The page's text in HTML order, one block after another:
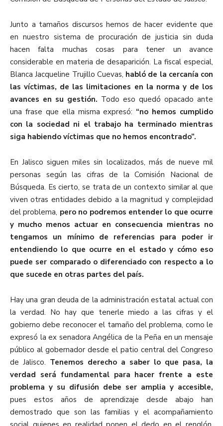
Junto a tamaños discursos hemos de hacer evidente que
en nuestro sistema de procuración de justicia sin duda
hacen falta muchas cosas para tener un avance
considerable en materia de desaparición. La fiscal especial,
Blanca Jacqueline Trujillo Cuevas, habló de la cercanía con
las víctimas, de las limitaciones en la norma y de los
avances en su gestión. Todo eso quedó opacado ante
una frase que ella misma expresó: “no hemos cumplido
con la sociedad ni el trabajo ha terminado mientras
siga habiendo víctimas que no hemos encontrado”.
En Jalisco siguen miles sin localizados, más de nueve mil
personas según las cifras de la Comisión Nacional de
Búsqueda. Es cierto, se trata de un contexto similar al que
viven otras entidades debido a la magnitud y complejidad
del problema, pero no podremos entender lo que ocurre
y mucho menos actuar en consecuencia mientras no
tengamos un mínimo de referencias para poder ir
entendiendo lo que ocurre en el estado y cómo eso
puede ser comparado o diferenciado con respecto a lo
que sucede en otras partes del país.
Hay una gran deuda de la administración estatal actual con
la verdad. No hay que tenerle miedo a las cifras y el
gobierno debe reconocer el tamaño del problema, como le
expresó la ex senadora Angélica de la Peña en un mensaje
público al gobernador desde el patio central del Congreso
de Jalisco. Tenemos derecho a saber lo que pasa, la
verdad será fundamental para hacer frente a este
problema y su difusión debe ser amplia y accesible,
pues estos años de aprendizaje desde abajo han
demostrado que son las familias y el acompañamiento